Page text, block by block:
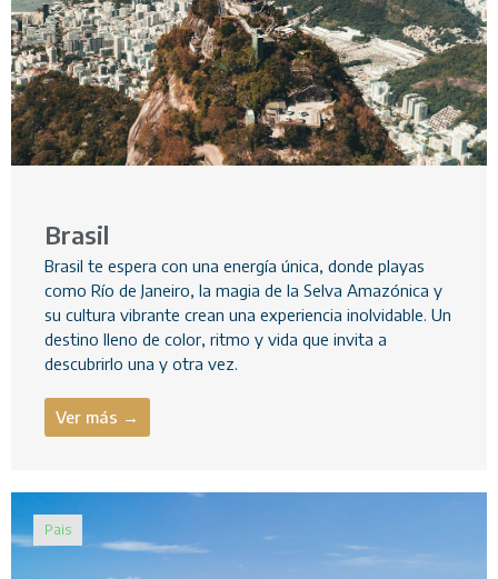
Brasil
Brasil te espera con una energía única, donde playas
como Río de Janeiro, la magia de la Selva Amazónica y
su cultura vibrante crean una experiencia inolvidable. Un
destino lleno de color, ritmo y vida que invita a
descubrirlo una y otra vez.
Ver más →
Pais